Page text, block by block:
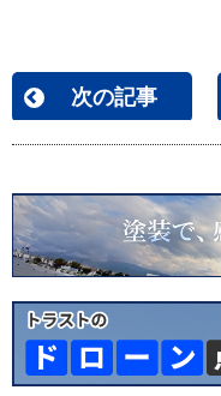
次の記事